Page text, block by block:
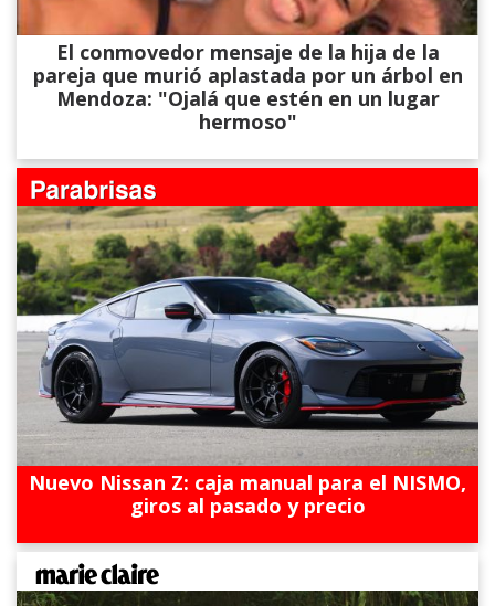
El conmovedor mensaje de la hija de la
pareja que murió aplastada por un árbol en
Mendoza: "Ojalá que estén en un lugar
hermoso"
Nuevo Nissan Z: caja manual para el NISMO,
giros al pasado y precio